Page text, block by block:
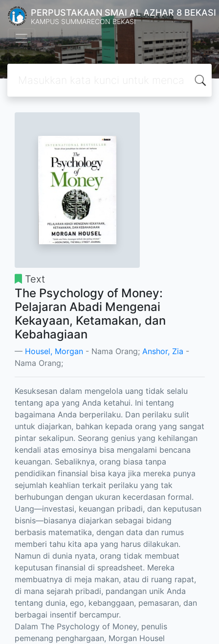
PERPUSTAKAAN SMAI AL AZHAR 8 BEKASI
KAMPUS SUMMARECON BEKASI
Text
The Psychology of Money:
Pelajaran Abadi Mengenai
Kekayaan, Ketamakan, dan
Kebahagiaan
Housel, Morgan - Nama Orang; Anshor, Zia -
Nama Orang;
Kesuksesan dalam mengelola uang tidak selalu
tentang apa yang Anda ketahui. Ini tentang
bagaimana Anda berperilaku. Dan perilaku sulit
untuk diajarkan, bahkan kepada orang yang sangat
pintar sekalipun. Seorang genius yang kehilangan
kendali atas emosinya bisa mengalami bencana
keuangan. Sebaliknya, orang biasa tanpa
pendidikan finansial bisa kaya jika mereka punya
sejumlah keahlian terkait perilaku yang tak
berhubungan dengan ukuran kecerdasan formal.
Uang―investasi, keuangan pribadi, dan keputusan
bisnis―biasanya diajarkan sebagai bidang
berbasis matematika, dengan data dan rumus
memberi tahu kita apa yang harus dilakukan.
Namun di dunia nyata, orang tidak membuat
keputusan finansial di spreadsheet. Mereka
membuatnya di meja makan, atau di ruang rapat,
di mana sejarah pribadi, pandangan unik Anda
tentang dunia, ego, kebanggaan, pemasaran, dan
berbagai insentif bercampur.
Dalam The Psychology of Money, penulis
pemenang penghargaan, Morgan Housel